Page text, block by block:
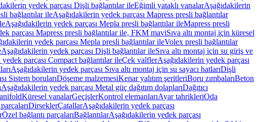
yedek parçası Dişli bağlantılar ileEğimli yataklı vanalarAşağıdakilerin
bağlantılar ileAşağıdakilerin yedek parçası Mapress presli bağlantılar
Aşağıdakilerin yedek parçası Mepla presli bağlantılar ileMapress presli
parçası Mapress presli bağlantılar ile, FKM maviSıva altı montaj için küresel
yedek parçası Mepla presli bağlantılar ileVolex presli bağlantılar
Aşağıdakilerin yedek parçası Dişli bağlantılar ileSıva altı montaj için su giriş ve
parçası Compact bağlantılar ileÇek valflerAşağıdakilerin yedek parçası
Aşağıdakilerin yedek parçası Sıva altı montaj için su sayacı hatlarıDişli
Sistem borularıDöşeme malzemesiKenar yalıtım şeritleriBoru zımbalarıBeton
Aşağıdakilerin yedek parçası Metal güç dağıtım dolaplarıDağıtıcı
Küresel vanalarGeçişlerKontrol elemanlarıAyar tahrikleriOda
DirseklerÇatallarAşağıdakilerin yedek parçası
Özel bağlantı parçalarıBağlantılarAşağıdakilerin yedek parçası